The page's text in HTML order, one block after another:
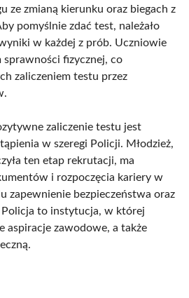
ze zmianą kierunku oraz biegach z
pomyślnie zdać test, należało
w każdej z prób. Uczniowie
sprawności fizycznej, co
zaliczeniem testu przez
zaliczenie testu jest
w szeregi Policji. Młodzież,
ten etap rekrutacji, ma
i rozpoczęcia kariery w
zapewnienie bezpieczeństwa oraz
Policja to instytucja, w której
aspiracje zawodowe, a także